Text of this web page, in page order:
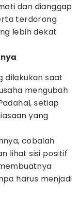
dan dianggap
terdorong
lebih dekat
dilakukan saat
mengubah
setiap
yang
cobalah
lihat sisi positif
harus menjadi